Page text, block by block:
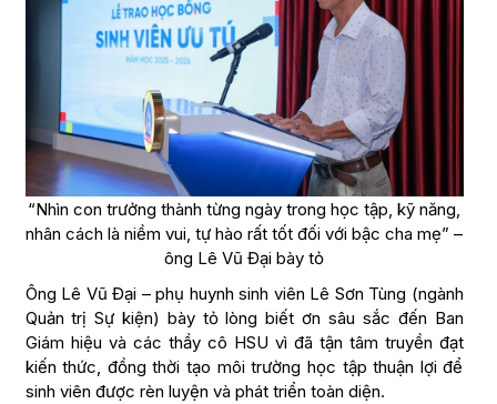
“Nhìn con trưởng thành từng ngày trong học tập, kỹ năng,
nhân cách là niềm vui, tự hào rất tốt đối với bậc cha mẹ” –
ông Lê Vũ Đại bày tỏ
Ông Lê Vũ Đại – phụ huynh sinh viên Lê Sơn Tùng (ngành
Quản trị Sự kiện) bày tỏ lòng biết ơn sâu sắc đến Ban
Giám hiệu và các thầy cô HSU vì đã tận tâm truyền đạt
kiến thức, đồng thời tạo môi trường học tập thuận lợi để
sinh viên được rèn luyện và phát triển toàn diện.